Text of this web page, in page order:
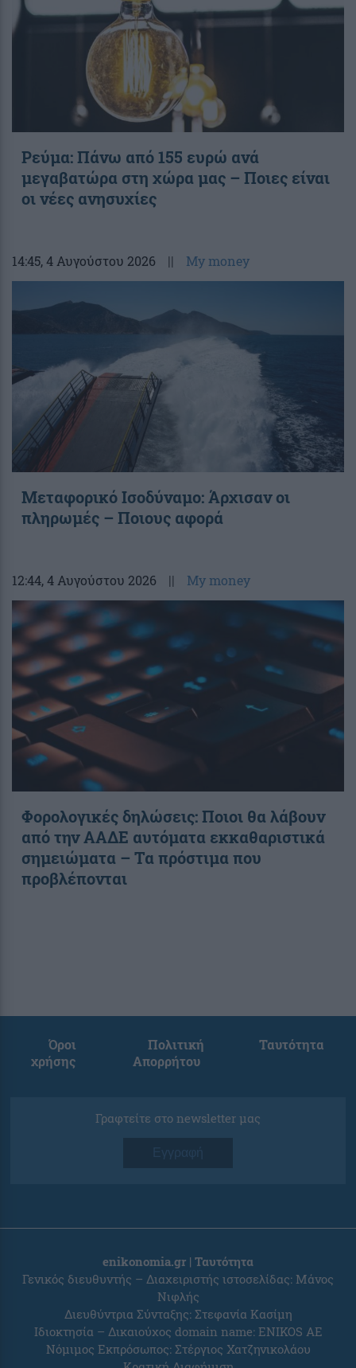
Ρεύμα: Πάνω από 155 ευρώ ανά
μεγαβατώρα στη χώρα μας – Ποιες είναι
οι νέες ανησυχίες
14:45, 4 Αυγούστου 2026 || My money
Μεταφορικό Ισοδύναμο: Άρχισαν οι
πληρωμές – Ποιους αφορά
12:44, 4 Αυγούστου 2026 || My money
Φορολογικές δηλώσεις: Ποιοι θα λάβουν
από την ΑΑΔΕ αυτόματα εκκαθαριστικά
σημειώματα – Τα πρόστιμα που
προβλέπονται
Όροι
χρήσης
Πολιτική
Απορρήτου
Ταυτότητα
Γραφτείτε στο newsletter μας
Εγγραφή
enikonomia.gr | Ταυτότητα
Γενικός διευθυντής – Διαχειριστής ιστοσελίδας: Μάνος
Νιφλής
Διευθύντρια Σύνταξης: Στεφανία Κασίμη
Ιδιοκτησία – Δικαιούχος domain name: ENIKOS AE
Νόμιμος Εκπρόσωπος: Στέργιος Χατζηνικολάου